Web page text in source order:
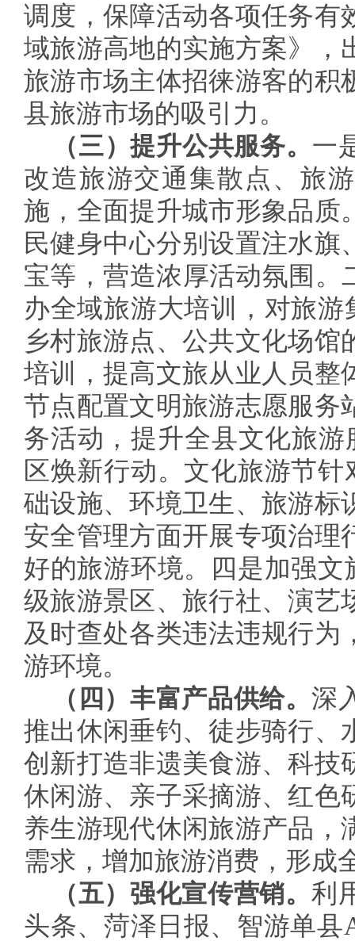
调度，保障活动各项任务有
域旅游高地的实施方案》，
旅游市场主体招徕游客的积
县旅游市场的吸引力。
（三）提升公共服务。 一
改造旅游交通集散点、旅
施，全面提升城市形象品质
民健身中心分别设置注水
宝等，营造浓厚活动氛围。
办全域旅游大培训，对旅
乡村旅游点、公共文化场
培训，提高文旅从业人员整
节点配置文明旅游志愿服务
务活动，提升全县文化旅游
区焕新行动。文化旅游节
础设施、环境卫生、旅游标
安全管理方面开展专项治理
好的旅游环境。四是加强
级旅游景区、旅行社、演艺
及时查处各类违法违规行为
游环境。
（四）丰富产品供给。 深
推出休闲垂钓、徒步骑行、
创新打造非遗美食游、科技
休闲游、亲子采摘游、红色
养生游现代休闲旅游产品，
需求，增加旅游消费，形成
（五）强化宣传营销。 利
头条、菏泽日报、智游单县